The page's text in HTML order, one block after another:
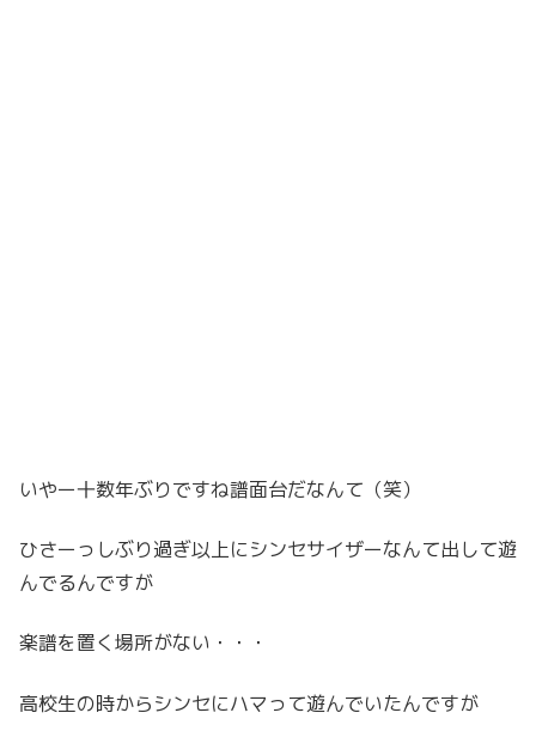
いやー十数年ぶりですね譜面台だなんて（笑）
ひさーっしぶり過ぎ以上にシンセサイザーなんて出して遊
んでるんですが
楽譜を置く場所がない・・・
高校生の時からシンセにハマって遊んでいたんですが